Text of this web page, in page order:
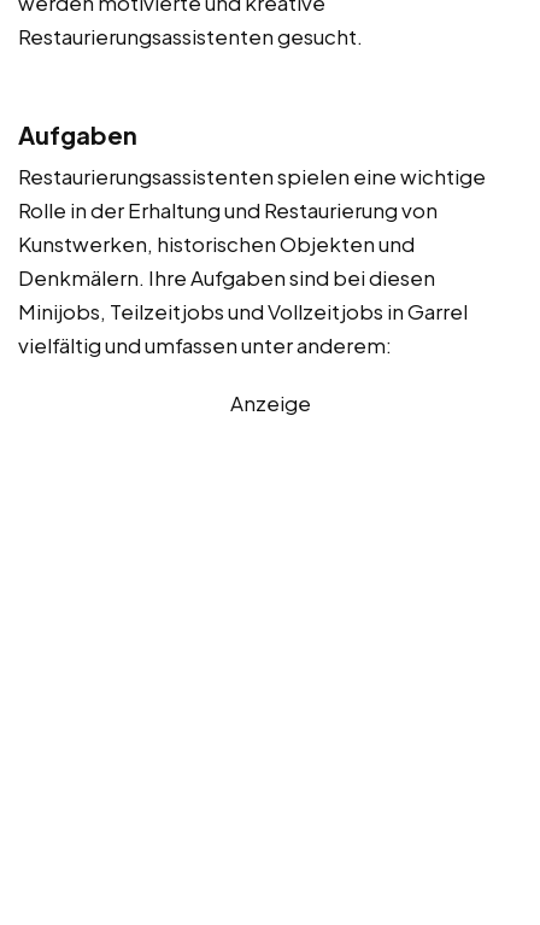
Restaurierungsassistenten gesucht.
Aufgaben
Restaurierungsassistenten spielen eine wichtige
Rolle in der Erhaltung und Restaurierung von
Kunstwerken, historischen Objekten und
Denkmälern. Ihre Aufgaben sind bei diesen
Minijobs, Teilzeitjobs und Vollzeitjobs in Garrel
vielfältig und umfassen unter anderem:
Anzeige